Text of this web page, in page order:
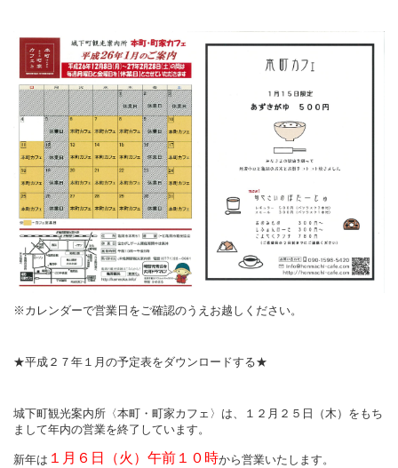
※カレンダーで営業日をご確認のうえお越しください。
★平成２７年１月の予定表をダウンロードする★
城下町観光案内所〈本町・町家カフェ〉は、１２月２５日（木）をもち
まして年内の営業を終了しています。
新年は １月６日（火）午前１０時から営業いたします。